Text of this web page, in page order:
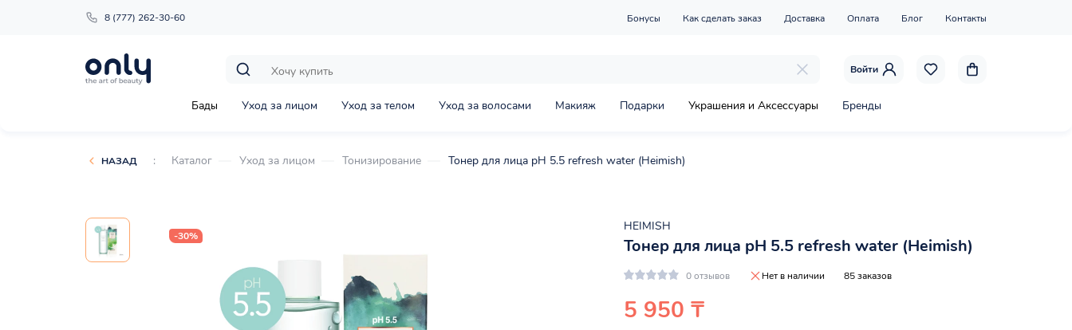
8 (777) 262-30-60 Бонусы Как сделать заказ Доставка Оплата Блог Контакты
Войти
Бады Уход за лицом Уход за телом Уход за волосами Макияж Подарки Украшения и Аксессуары Бренды
НАЗАД : Каталог Уход за лицом Тонизирование Тонер для лица pH 5.5 refresh water (Heimish)
-30%
HEIMISH
Тонер для лица pH 5.5 refresh water (Heimish)
0 отзывов Нет в наличии 85 заказов
5 950 ₸